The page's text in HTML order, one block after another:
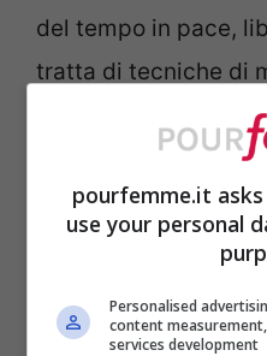
del tempo in pace,
tratta di tecniche di
avvicinare i
affascinante e
Quando si medita è,
importante fare
e pensieri negativi,
pourfemme.it
use your personal
Personalised
content
services development